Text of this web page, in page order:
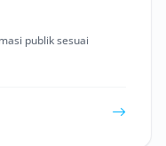
publik sesuai